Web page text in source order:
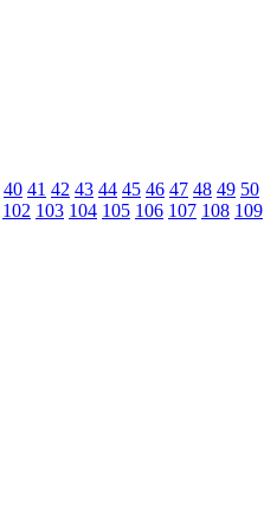
40 41 42 43 44 45 46 47 48 49 50
102 103 104 105 106 107 108 109